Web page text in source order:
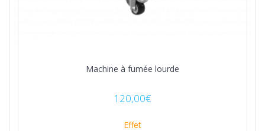
Machine à fumée lourde
120,00€
Effet